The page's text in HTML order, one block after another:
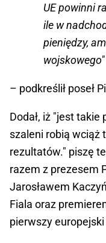
UE powinni
ile w
pieniędzy,
wojskowego"
– podkreślił poseł
Dodał, iż "jest
szaleni robią wciąż
rezultatów." piszę
razem z prezesem
Jarosławem
Fiala oraz
pierwszy